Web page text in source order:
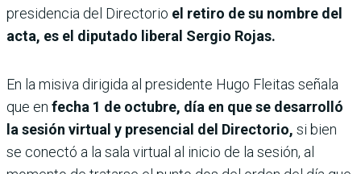
presidencia del Directorio el retiro de su nombre del
acta, es el diputado liberal Sergio Rojas.
En la misiva dirigida al presidente Hugo Fleitas señala
que en fecha 1 de octubre, día en que se desarrolló
la sesión virtual y presencial del Directorio, si bien
se conectó a la sala virtual al inicio de la sesión, al